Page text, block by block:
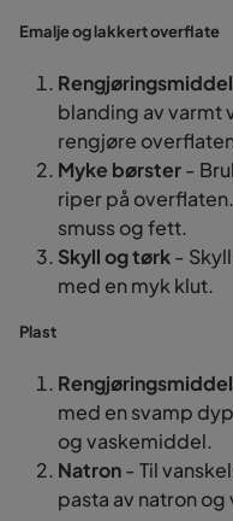
Emalje og lakkert overflate
blanding av varmt
rengjøre
Myke børster-
riper på
smuss og fett.
Skyll og tørk-
med en myk klut.
Plast
med en svamp
og vaskemiddel.
Natron- Til
pasta av natron og